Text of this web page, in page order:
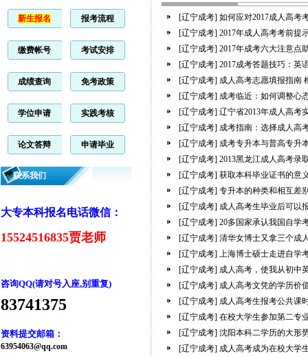
新生报名 报考流程
缴费帐号 考试安排
成绩查询 免考政策
学位申请 实践考核
论文答辩 申请毕业
联系我们
大专本科报名电话微信：
15524516835贾老师
咨询QQ(请对号入座,别重复)
83741375
资料提交邮箱：
63954063@qq.com
[辽宁成考] 如何应对2017成人高考
[辽宁成考] 2017年成人高考考前提
[辽宁成考] 2017年成考六大注意点
[辽宁成考] 2017成考答题技巧：英
[辽宁成考] 成人高考志愿填报指南
[辽宁成考] 成考临近：如何调整心
[辽宁成考] 辽宁省2013年成人高考
[辽宁成考] 成考指南：选择成人高
[辽宁成考] 成考专升本与普高专升
[辽宁成考] 2013黑龙江成人高考录
[辽宁成考] 获取本科毕业证书的意
[辽宁成考] 专升本的种类和相互差
[辽宁成考] 成人高考生毕业后可以
[辽宁成考] 20多国家承认我国自学
[辽宁成考] 清华女博士又拿三个成
[辽宁成考] 上海博士硕士走进自学
[辽宁成考] 成人高考，使我从初中
[辽宁成考] 成人高考文凭的学历价
[辽宁成考] 成人高考生报考公共课
[辽宁成考] 在校大学生参加第二专
[辽宁成考] 沈阳本科二学历的大形
[辽宁成考] 成人高考成为在校大学